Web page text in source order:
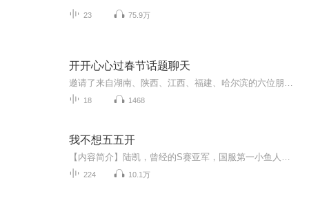
23 75.9万
开开心心过春节话题聊天
18 1468
我不想五五开
224 10.1万